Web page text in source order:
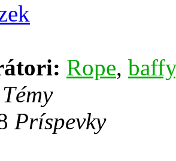
Rope, baffy
Témy
Príspevky